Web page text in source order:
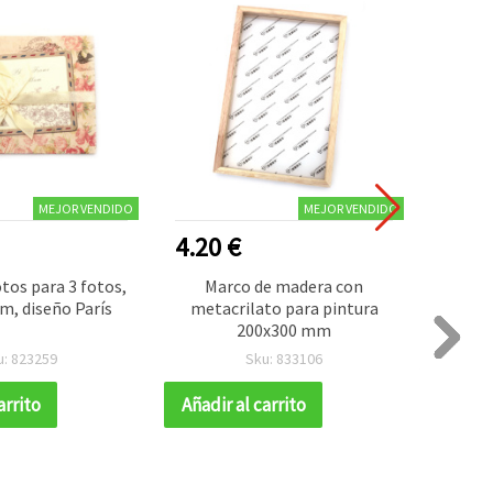
MEJOR VENDIDO
para 3 fotos,
diseño París
823259
MEJOR VENDIDO
4.20 €
Marco de madera con
metacrilato para pintura
200x300 mm
Sku: 833106
Añadir al carrito